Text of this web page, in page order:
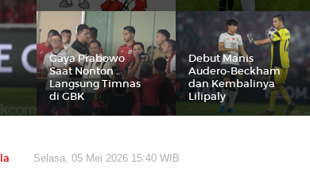
Gaya Prabowo
Saat Nonton
Langsung Timnas
di GBK
Debut Manis
Audero-Beckham
dan Kembalinya
Lilipaly
Selasa, 05 Mei 2026 15:40 WIB